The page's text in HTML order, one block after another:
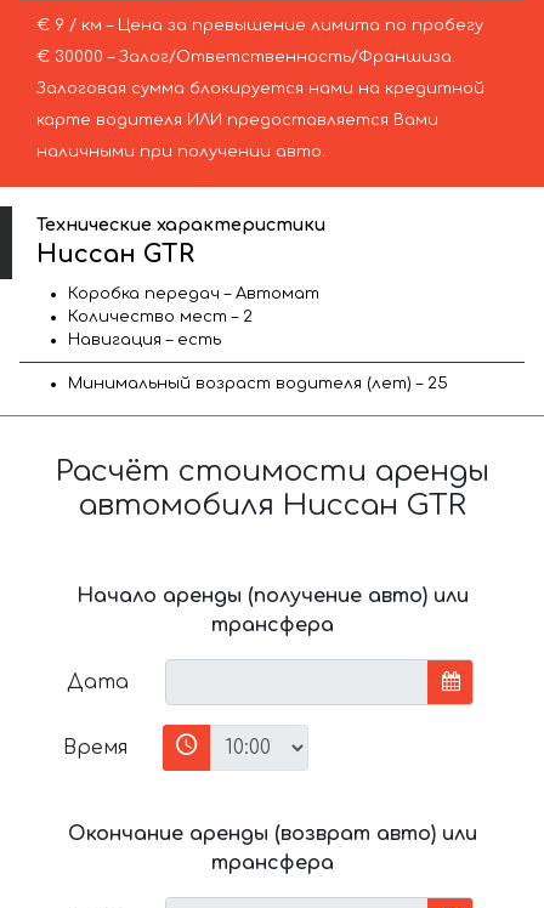
€ 9 / км – Цена за превышение лимита по пробегу
€ 30000 – Залог/Ответственность/Франшиза.
Залоговая сумма блокируется нами на кредитной
карте водителя ИЛИ предоставляется Вами
наличными при получении авто.
Технические характеристики
Ниссан GTR
Коробка передач – Автомат
Количество мест – 2
Навигация – есть
Минимальный возраст водителя (лет) – 25
Расчёт стоимости аренды
автомобиля Ниссан GTR
Начало аренды (получение авто) или
трансфера
Дата
Время
Окончание аренды (возврат авто) или
трансфера